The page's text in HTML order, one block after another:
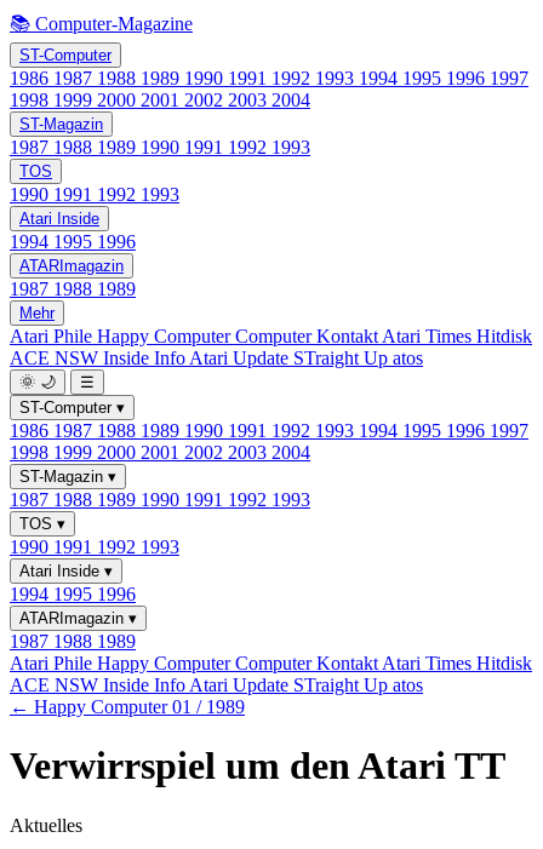
📚 Computer-Magazine
ST-Computer
1986 1987 1988 1989 1990 1991 1992 1993 1994 1995 1996 1997
1998 1999 2000 2001 2002 2003 2004
ST-Magazin
1987 1988 1989 1990 1991 1992 1993
TOS
1990 1991 1992 1993
Atari Inside
1994 1995 1996
ATARImagazin
1987 1988 1989
Mehr
Atari Phile Happy ComputerComputer Kontakt Atari Times Hitdisk
ACE NSW Inside Info Atari Update STraight Up atos
🌞 🌙
☰
ST-Computer ▾
1986 1987 1988 1989 1990 1991 1992 1993 1994 1995 1996 1997
1998 1999 2000 2001 2002 2003 2004
ST-Magazin ▾
1987 1988 1989 1990 1991 1992 1993
TOS ▾
1990 1991 1992 1993
Atari Inside ▾
1994 1995 1996
ATARImagazin ▾
1987 1988 1989
Atari Phile Happy ComputerComputer Kontakt Atari Times Hitdisk
ACE NSW Inside Info Atari Update STraight Up atos
← Happy Computer 01 / 1989
Verwirrspiel um den Atari TT
Aktuelles